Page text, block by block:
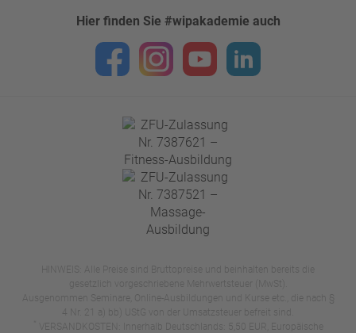
Hier finden Sie #wipakademie auch
HINWEIS: Alle Preise sind Bruttopreise und beinhalten bereits die
gesetzlich vorgeschriebene Mehrwertsteuer (MwSt).
Ausgenommen Seminare, Online-Ausbildungen und Kurse etc., die nach §
4 Nr. 21 a) bb) UStG von der Umsatzsteuer befreit sind.
VERSANDKOSTEN: Innerhalb Deutschlands: 5,50 EUR, Europäische